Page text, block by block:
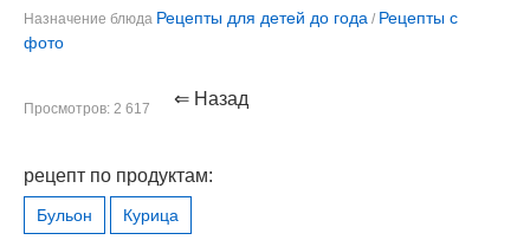
Назначение блюда Рецепты для детей до года / Рецепты с
фото
Просмотров: 2 617 ⇐ Назад
рецепт по продуктам:
Бульон Курица